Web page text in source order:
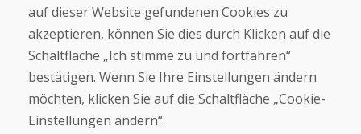
Geschäftsbedingungen
Transport
Zahlung
Rückgabe und Umtausch von Waren
Schutz personenbezogener Daten
Cookies
auf dieser Website gefundenen Cookies zu
akzeptieren, können Sie dies durch Klicken auf die
Schaltfläche „Ich stimme zu und fortfahren“
bestätigen. Wenn Sie Ihre Einstellungen ändern
möchten, klicken Sie auf die Schaltfläche „Cookie-
Einstellungen ändern“.